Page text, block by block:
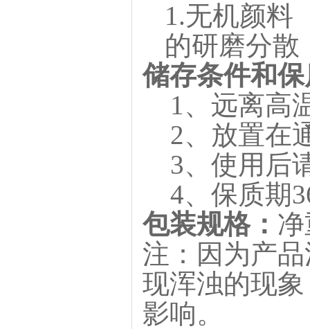
1.无机颜料
的研磨分散
储存条件和
1、远离高
2、放置在
3、使用后
4、保质期
包装规格：
注：因为产
现浑浊的现
影响。